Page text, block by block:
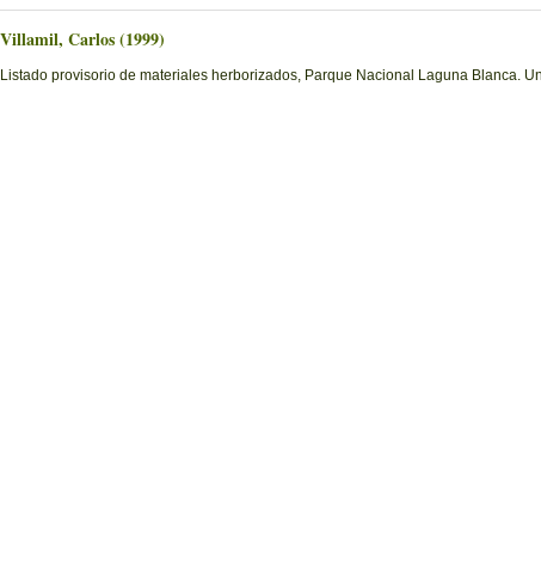
Villamil, Carlos (1999)
Listado provisorio de materiales herborizados, Parque Nacional Laguna Blanca.